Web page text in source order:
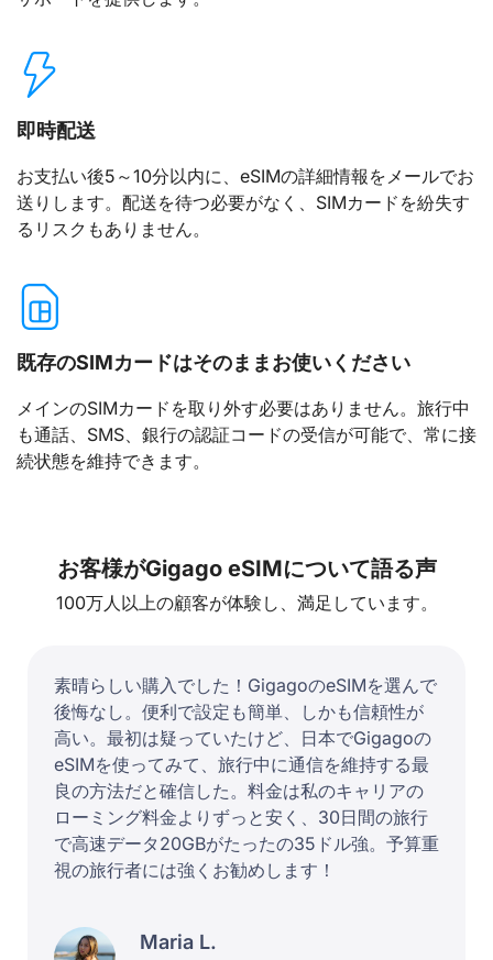
即時配送
お支払い後5～10分以内に、eSIMの詳細情報をメールでお
送りします。配送を待つ必要がなく、SIMカードを紛失す
るリスクもありません。
既存のSIMカードはそのままお使いください
メインのSIMカードを取り外す必要はありません。旅行中
も通話、SMS、銀行の認証コードの受信が可能で、常に接
続状態を維持できます。
お客様がGigago eSIMについて語る声
100万人以上の顧客が体験し、満足しています。
素晴らしい購入でした！GigagoのeSIMを選んで
後悔なし。便利で設定も簡単、しかも信頼性が
高い。最初は疑っていたけど、日本でGigagoの
eSIMを使ってみて、旅行中に通信を維持する最
良の方法だと確信した。料金は私のキャリアの
ローミング料金よりずっと安く、30日間の旅行
で高速データ20GBがたったの35ドル強。予算重
視の旅行者には強くお勧めします！
Maria L.